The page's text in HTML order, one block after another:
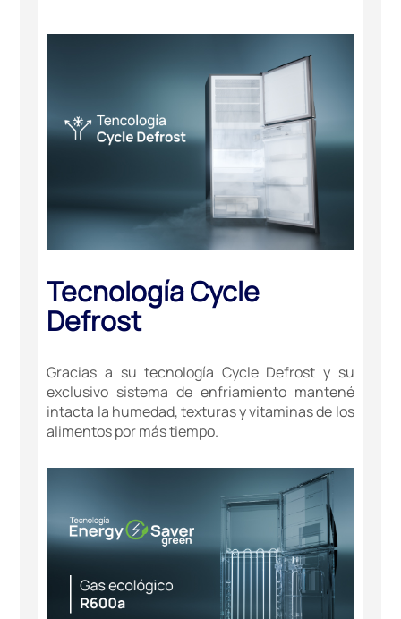
Tecnología Cycle
Defrost
Gracias a su tecnología Cycle Defrost y su
exclusivo sistema de enfriamiento mantené
intacta la humedad, texturas y vitaminas de los
alimentos por más tiempo.